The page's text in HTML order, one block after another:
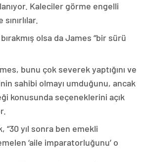
Kaleciler görme engelli
olsa da James “bir sürü
bunu çok severek yaptığını ve
sahibi olmayı umduğunu, ancak
konusunda seçeneklerini açık
“30 yıl sonra ben emekli
‘aile imparatorluğunu’ o